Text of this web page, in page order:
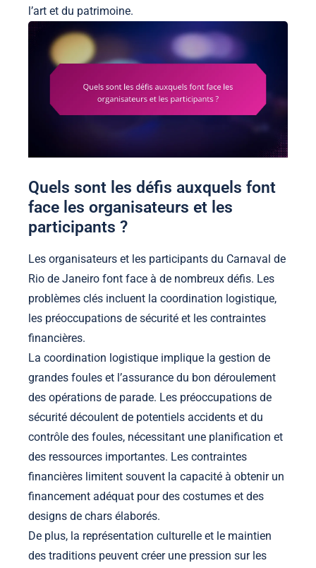
l’art et du patrimoine.
Quels sont les défis auxquels font
face les organisateurs et les
participants ?
Les organisateurs et les participants du Carnaval de
Rio de Janeiro font face à de nombreux défis. Les
problèmes clés incluent la coordination logistique,
les préoccupations de sécurité et les contraintes
financières.
La coordination logistique implique la gestion de
grandes foules et l’assurance du bon déroulement
des opérations de parade. Les préoccupations de
sécurité découlent de potentiels accidents et du
contrôle des foules, nécessitant une planification et
des ressources importantes. Les contraintes
financières limitent souvent la capacité à obtenir un
financement adéquat pour des costumes et des
designs de chars élaborés.
De plus, la représentation culturelle et le maintien
des traditions peuvent créer une pression sur les